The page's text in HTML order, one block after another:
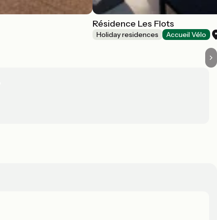
Résidence Les Flots
Holiday residences Accueil Vélo